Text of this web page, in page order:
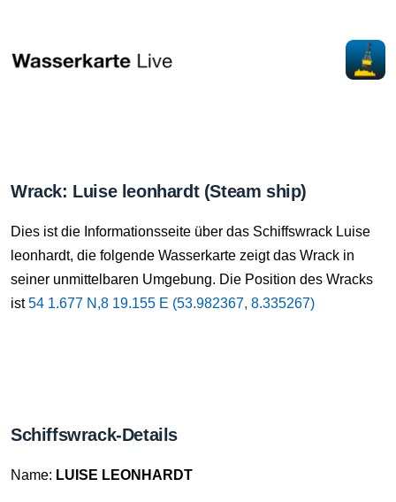
Wrack: Luise leonhardt (Steam ship)
Dies ist die Informationsseite über das Schiffswrack Luise
leonhardt, die folgende Wasserkarte zeigt das Wrack in
seiner unmittelbaren Umgebung. Die Position des Wracks
ist54 1.677 N,8 19.155 E (53.982367, 8.335267)
Schiffswrack-Details
Name: LUISE LEONHARDT